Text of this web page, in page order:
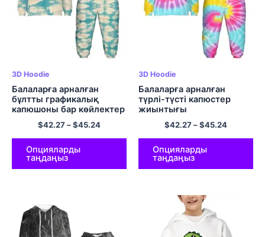
3D Hoodie
Балаларға арналған
бұлтты графикалық
капюшоны бар көйлектер
мен шалбарлар жайлы
полиэфирден жасалған
капюшон жиынтықтары
$42.27–$45.24
Опцияларды
таңдаңыз
3D Hoodie
Балаларға арналған
түрлі-түсті капюстер
жиынтығы
$42.27–$45.24
Опцияларды
таңдаңыз